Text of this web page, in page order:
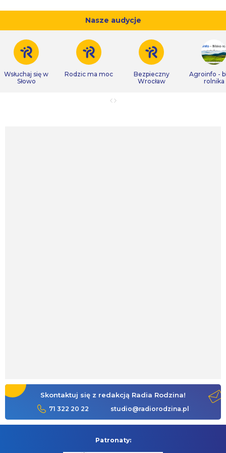
Nasze audycje
Wsłuchaj się w
Słowo
Rodzic ma moc
Bezpieczny
Wrocław
Agroinfo -
rolnika
Skontaktuj się z redakcją Radia Rodzina!
71 322 20 22 studio@radiorodzina.pl
Patronaty: